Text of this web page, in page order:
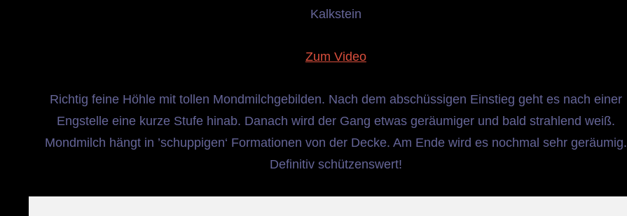
Kalkstein
Zum Video
Richtig feine Höhle mit tollen Mondmilchgebilden. Nach dem abschüssigen Einstieg geht es nach einer
Engstelle eine kurze Stufe hinab. Danach wird der Gang etwas geräumiger und bald strahlend weiß.
Mondmilch hängt in ’schuppigen‘ Formationen von der Decke. Am Ende wird es nochmal sehr geräumig.
Definitiv schützenswert!